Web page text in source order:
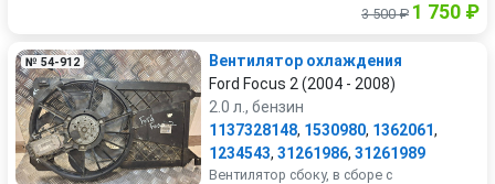
3 500 ₽ 1 750 ₽
№ 54-912
Вентилятор охлаждения
Ford Focus 2 (2004 - 2008)
2.0 л., бензин
1137328148, 1530980, 1362061,
1234543, 31261986, 31261989
Вентилятор сбоку, в сборе с